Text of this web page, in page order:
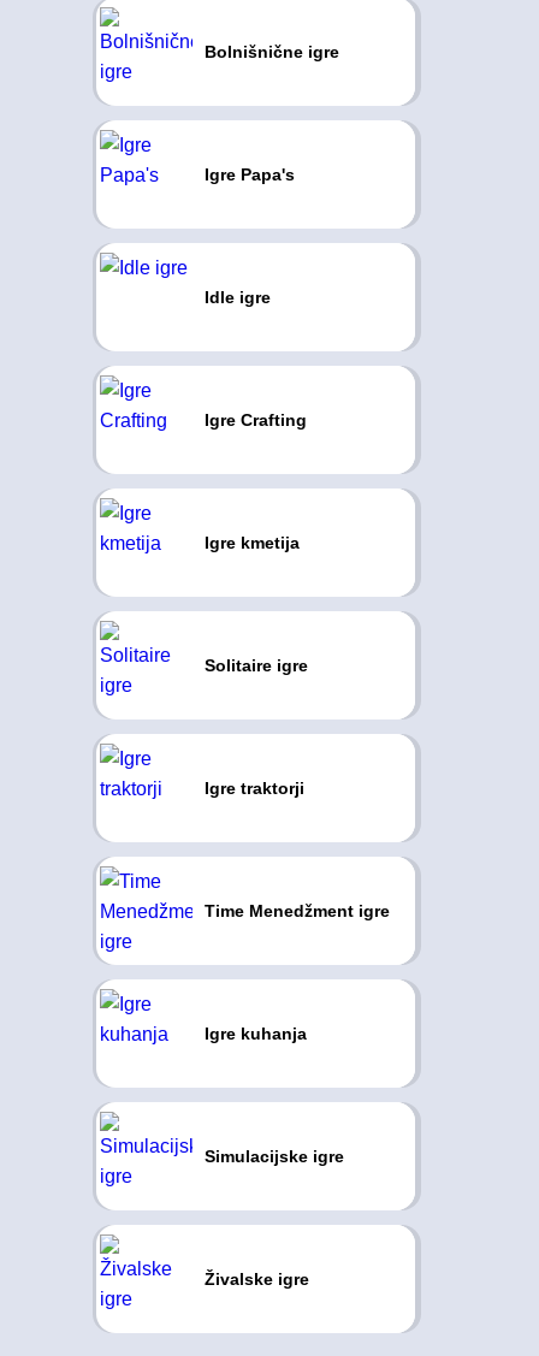
Bolnišnične igre
Igre Papa's
Idle igre
Igre Crafting
Igre kmetija
Solitaire igre
Igre traktorji
Time Menedžment igre
Igre kuhanja
Simulacijske igre
Živalske igre